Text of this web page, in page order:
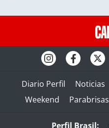
Diario Perfil Noticias
Weekend
Parabrisas
Perfil Brasil: